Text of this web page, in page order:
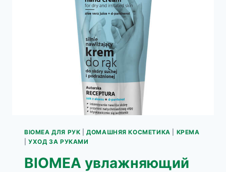
РОЗОВОЙ
ЭССЕНЦИЕЙ
BIOMEA ДЛЯ РУК |ДОМАШНЯЯ КОСМЕТИКА
КРЕМА
|УХОД ЗА РУКАМИ
BIOMEA увлажняющий